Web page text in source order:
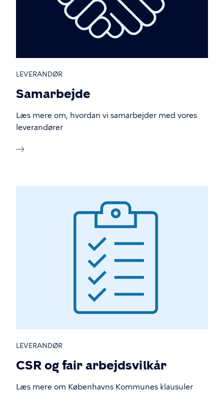
LEVERANDØR
Samarbejde
Læs mere om, hvordan vi samarbejder med vores
leverandører
LEVERANDØR
CSR og fair arbejdsvilkår
Læs mere om Københavns Kommunes klausuler